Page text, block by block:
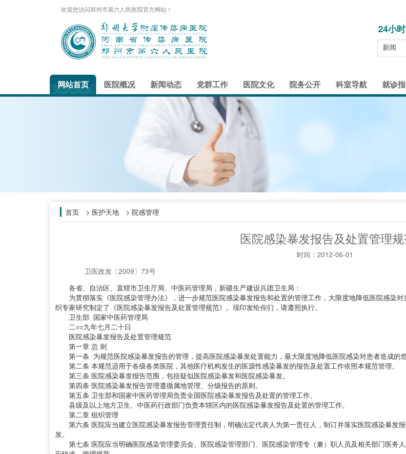
欢迎您访问郑州市第六人民医院官方网站！
24小
新闻
网站首页 医院概况 新闻动态 党群工作 医院文化 院务公开 科室导航 就诊
首页 > 医护天地 > 院感管理
医院感染暴发报告及处置管理
时间： 2012-06-01
卫医政发〔2009〕73号
各省、自治区、直辖市卫生厅局、中医药管理局，新疆生产建设兵团卫生局：
为贯彻落实《医院感染管理办法》，进一步规范医院感染暴发报告和处置的管理工作，大限度地降低医院感染
织专家研究制定了《医院感染暴发报告及处置管理规范》。现印发给你们，请遵照执行。
卫生部 国家中医药管理局
二○○九年七月二十日
医院感染暴发报告及处置管理规范
第一章 总 则
第一条 为规范医院感染暴发报告的管理，提高医院感染暴发处置能力，最大限度地降低医院感染对患者造成的
第二条 本规范适用于各级各类医院，其他医疗机构发生的医源性感染暴发的报告及处置工作依照本规范管理。
第三条 医院感染暴发报告范围，包括疑似医院感染暴发和医院感染暴发。
第四条 医院感染暴发报告管理遵循属地管理、分级报告的原则。
第五条 卫生部和国家中医药管理局负责全国医院感染暴发报告及处置的管理工作。
县级及以上地方卫生、中医药行政部门负责本辖区内的医院感染暴发报告及处置的管理工作。
第二章 组织管理
第六条 医院应当建立医院感染暴发报告管理责任制，明确法定代表人为第一责任人，制订并落实医院感染暴发
发。
第七条 医院应当明确医院感染管理委员会、医院感染管理部门、医院感染管理专（兼）职人员及相关部门医务